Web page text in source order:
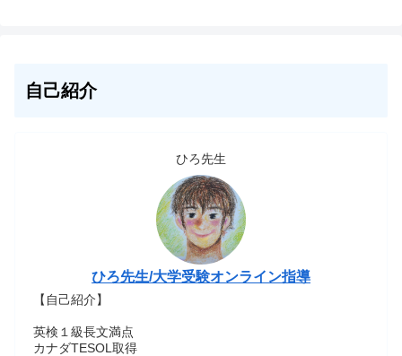
自己紹介
ひろ先生
ひろ先生/大学受験オンライン指導
【自己紹介】
英検１級長文満点
カナダTESOL取得